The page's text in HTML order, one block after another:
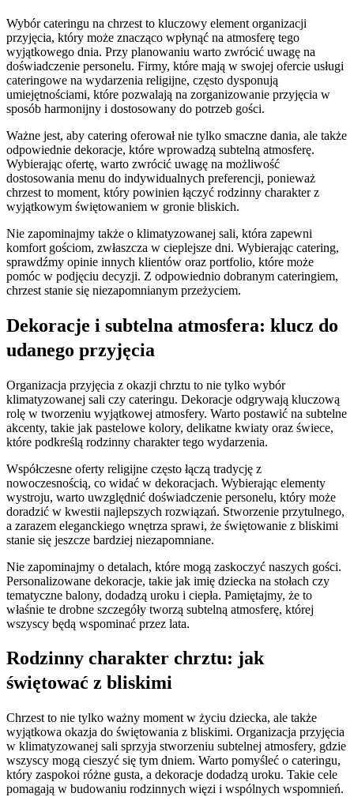
Wybór cateringu na chrzest to kluczowy element organizacji
przyjęcia, który może znacząco wpłynąć na atmosferę tego
wyjątkowego dnia. Przy planowaniu warto zwrócić uwagę na
doświadczenie personelu. Firmy, które mają w swojej ofercie usługi
cateringowe na wydarzenia religijne, często dysponują
umiejętnościami, które pozwalają na zorganizowanie przyjęcia w
sposób harmonijny i dostosowany do potrzeb gości.
Ważne jest, aby catering oferował nie tylko smaczne dania, ale także
odpowiednie dekoracje, które wprowadzą subtelną atmosferę.
Wybierając ofertę, warto zwrócić uwagę na możliwość
dostosowania menu do indywidualnych preferencji, ponieważ
chrzest to moment, który powinien łączyć rodzinny charakter z
wyjątkowym świętowaniem w gronie bliskich.
Nie zapominajmy także o klimatyzowanej sali, która zapewni
komfort gościom, zwłaszcza w cieplejsze dni. Wybierając catering,
sprawdźmy opinie innych klientów oraz portfolio, które może
pomóc w podjęciu decyzji. Z odpowiednio dobranym cateringiem,
chrzest stanie się niezapomnianym przeżyciem.
Dekoracje i subtelna atmosfera: klucz do
udanego przyjęcia
Organizacja przyjęcia z okazji chrztu to nie tylko wybór
klimatyzowanej sali czy cateringu. Dekoracje odgrywają kluczową
rolę w tworzeniu wyjątkowej atmosfery. Warto postawić na subtelne
akcenty, takie jak pastelowe kolory, delikatne kwiaty oraz świece,
które podkreślą rodzinny charakter tego wydarzenia.
Współczesne oferty religijne często łączą tradycję z
nowoczesnością, co widać w dekoracjach. Wybierając elementy
wystroju, warto uwzględnić doświadczenie personelu, który może
doradzić w kwestii najlepszych rozwiązań. Stworzenie przytulnego,
a zarazem eleganckiego wnętrza sprawi, że świętowanie z bliskimi
stanie się jeszcze bardziej niezapomniane.
Nie zapominajmy o detalach, które mogą zaskoczyć naszych gości.
Personalizowane dekoracje, takie jak imię dziecka na stołach czy
tematyczne balony, dodadzą uroku i ciepła. Pamiętajmy, że to
właśnie te drobne szczegóły tworzą subtelną atmosferę, której
wszyscy będą wspominać przez lata.
Rodzinny charakter chrztu: jak
świętować z bliskimi
Chrzest to nie tylko ważny moment w życiu dziecka, ale także
wyjątkowa okazja do świętowania z bliskimi. Organizacja przyjęcia
w klimatyzowanej sali sprzyja stworzeniu subtelnej atmosfery, gdzie
wszyscy mogą cieszyć się tym dniem. Warto pomyśleć o cateringu,
który zaspokoi różne gusta, a dekoracje dodadzą uroku. Takie cele
pomagają w budowaniu rodzinnych więzi i wspólnych wspomnień.